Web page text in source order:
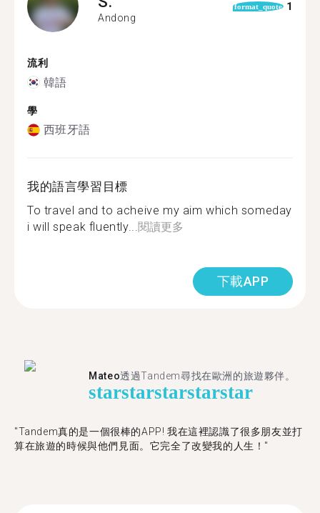
Andong
format_quote 1
流利
韓語
學
西班牙語
我的語言學習目標
To travel and to acheive my aim which someday
i will speak fluently...閱讀更多
下載APP
Mateo透過Tandem尋找在歐洲的旅遊夥伴。
starstarstarstarstar
"Tandem真的是一個很棒的APP! 我在這裡認識了很多朋友並打
算在旅遊的時候與他們見面。它完全了改變我的人生！"